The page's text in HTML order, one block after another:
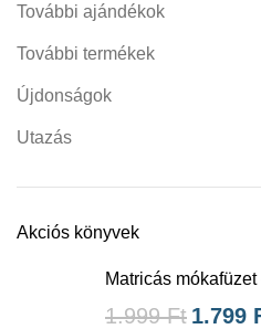
További ajándékok
További termékek
Újdonságok
Utazás
Akciós könyvek
Matricás
1.999Ft 1.799